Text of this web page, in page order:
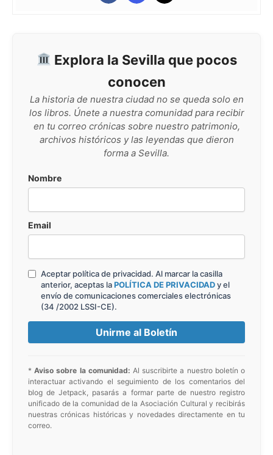
Explora la Sevilla que pocos
conocen
La historia de nuestra ciudad no se queda solo en
los libros. Únete a nuestra comunidad para recibir
en tu correo crónicas sobre nuestro patrimonio,
archivos históricos y las leyendas que dieron
forma a Sevilla.
Nombre
Email
Aceptar política de privacidad. Al marcar la casilla
anterior, aceptas laPOLÍTICA DE PRIVACIDADy el
envío de comunicaciones comerciales electrónicas
(34 /2002 LSSI-CE).
*Aviso sobre la comunidad: Al suscribirte a nuestro boletín o
interactuar activando el seguimiento de los comentarios del
blog de Jetpack, pasarás a formar parte de nuestro registro
unificado de la comunidad de la Asociación Cultural y recibirás
nuestras crónicas históricas y novedades directamente en tu
correo.